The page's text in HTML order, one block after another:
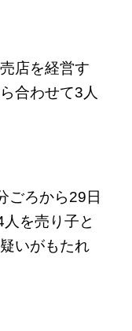
店を経営す
合わせて3人
ごろから29日
を売り子と
いがもたれ